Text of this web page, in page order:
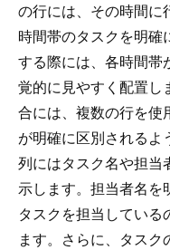
の行には、その時間に
時間帯のタスクを明確
する際には、各時間帯
覚的に見やすく配置し
合には、複数の行を使
が明確に区別されるよ
列にはタスク名や担当
示します。担当者名を
タスクを担当している
ます。さらに、タスク